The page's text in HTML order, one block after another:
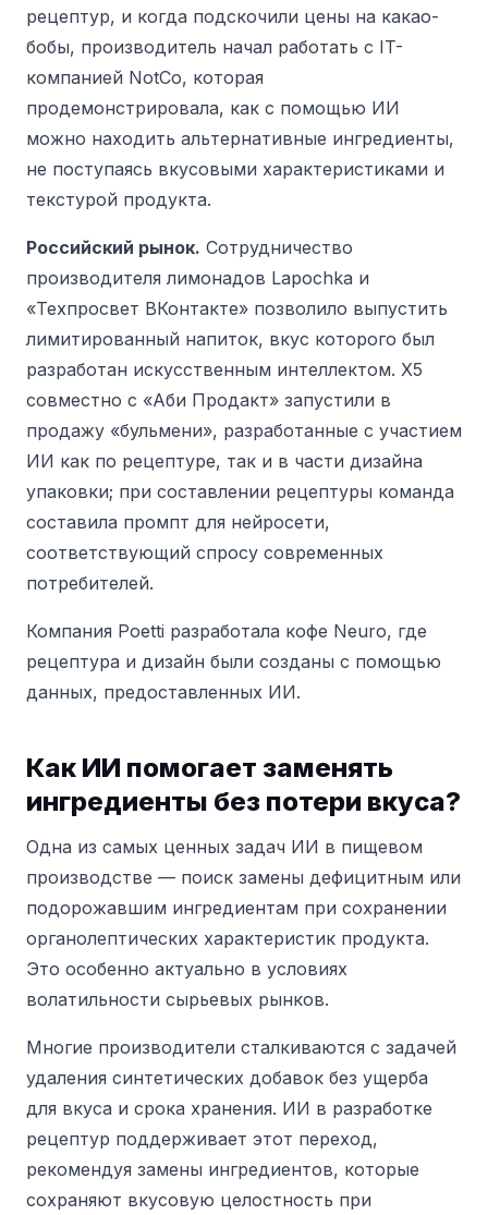
рецептур, и когда подскочили цены на какао-
бобы, производитель начал работать с IT-
компанией NotCo, которая
продемонстрировала, как с помощью ИИ
можно находить альтернативные ингредиенты,
не поступаясь вкусовыми характеристиками и
текстурой продукта.
Российский рынок. Сотрудничество
производителя лимонадов Lapochka и
«Техпросвет ВКонтакте» позволило выпустить
лимитированный напиток, вкус которого был
разработан искусственным интеллектом. X5
совместно с «Аби Продакт» запустили в
продажу «бульмени», разработанные с участием
ИИ как по рецептуре, так и в части дизайна
упаковки; при составлении рецептуры команда
составила промпт для нейросети,
соответствующий спросу современных
потребителей.
Компания Poetti разработала кофе Neuro, где
рецептура и дизайн были созданы с помощью
данных, предоставленных ИИ.
Как ИИ помогает заменять
ингредиенты без потери вкуса?
Одна из самых ценных задач ИИ в пищевом
производстве — поиск замены дефицитным или
подорожавшим ингредиентам при сохранении
органолептических характеристик продукта.
Это особенно актуально в условиях
волатильности сырьевых рынков.
Многие производители сталкиваются с задачей
удаления синтетических добавок без ущерба
для вкуса и срока хранения. ИИ в разработке
рецептур поддерживает этот переход,
рекомендуя замены ингредиентов, которые
сохраняют вкусовую целостность при